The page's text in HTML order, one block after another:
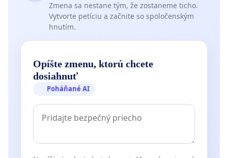
Zmena sa nestane tým, že zostaneme ticho.
Vytvorte petíciu a začnite so spoločenským
hnutím.
Opíšte zmenu, ktorú chcete
dosiahnuť
Poháňané AI